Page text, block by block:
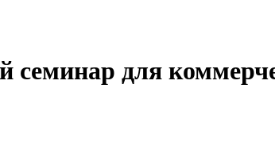
семинар для